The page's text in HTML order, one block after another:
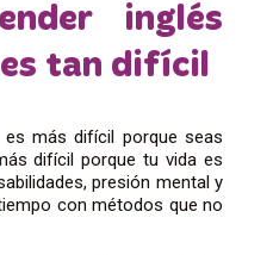
inglés
tan difícil
más difícil porque seas
difícil porque tu vida es
presión mental y
con métodos que no